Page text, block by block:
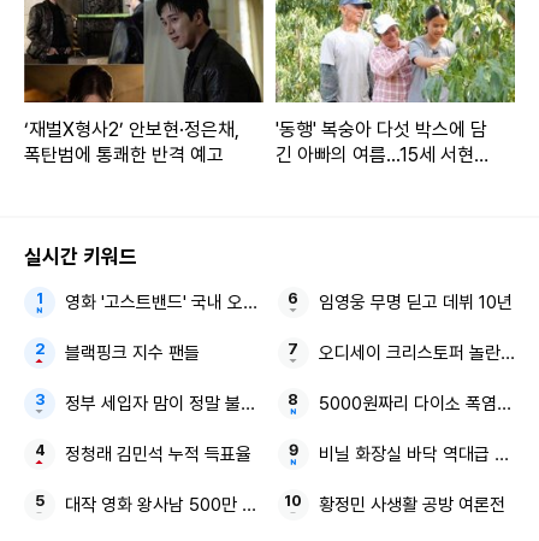
‘재벌X형사2’ 안보현·정은채,
폭탄범에 통쾌한 반격 예고
'동행' 복숭아 다섯 박스에 담
긴 아빠의 여름...15세 서현이
실시간 키워드
영화 '고스트밴드' 국내 오리지널 창작 애니메이션
블랙핑크 지수 팬들
정부 세입자 맘이 정말 불편합니다
정청래 김민석 누적 득표율
대작 영화 왕사남 500만 관객
임영웅 무명 딛고 데뷔 10년
오디세이 크리스토퍼 놀란 맷
5000원짜리 다이소 폭염템 품
비닐 화장실 바닥 역대급 꼼수
황정민 사생활 공방 여론전